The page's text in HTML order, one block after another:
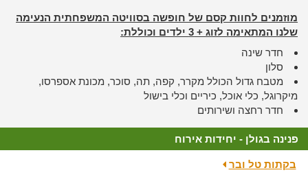
מוזמנים לחוות קסם של חופשה בסוויטה המשפחתית הנעימה
שלנו המתאימה לזוג + 3 ילדים וכוללת:
חדר שינה
סלון
מטבח גדול הכולל מקרר, קפה, תה, סוכר, מכונת אספרסו,
מיקרוגל, כלי אוכל, כיריים וכלי בישול
חדר רחצה ושירותים
פנינה בגולן - יחידות אירוח
בקתות טל ובר